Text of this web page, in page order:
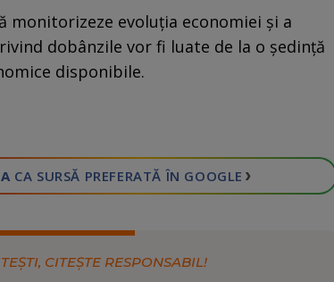
monitorizeze evoluția economiei și a
dobânzile vor fi luate de la o ședință
disponibile.
CA SURSĂ PREFERATĂ ÎN GOOGLE ›
CITEȘTE RESPONSABIL!